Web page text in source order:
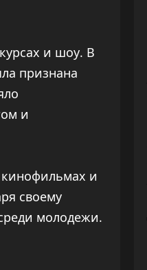
и шоу. В
признана
и
кинофильмах и
своему
молодежи.